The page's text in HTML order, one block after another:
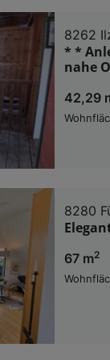
8262
* *
nahe
42,29
8280
67 m2